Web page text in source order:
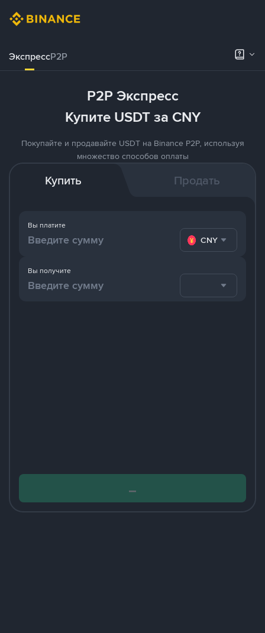
ЭкспрессP2P
P2P Экспресс
Купите USDT за CNY
Покупайте и продавайте USDT на Binance P2P, используя
множество способов оплаты
Купить Продать
Вы платите
CNY
Вы получите